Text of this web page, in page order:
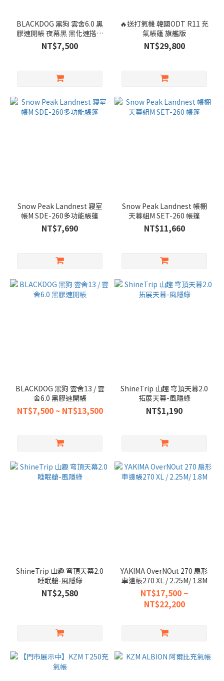
BLACKDOG 黑狗 雲舍6.0 黑
膠速開帳 夜幕黑 黑化速搭帳
自動帳篷快搭帳 懶人帳 三秒
即開
NT$7,500
🔥送打氣機 韓國ODT R11 充
氣帳篷 旗艦版
NT$29,800
Snow Peak Landnest 寢室
帳M SDE-260多功能帳篷
NT$7,690
Snow Peak Landnest 帳棚
天幕組M SET-260 帳篷
NT$11,660
BLACKDOG 黑狗 雲舍13 / 雲
舍6.0 黑膠速開帳
NT$7,500 ~ NT$13,500
ShineTrip 山趣 穹頂天幕2.0
拓展天幕-風隱綠
NT$1,190
ShineTrip 山趣 穹頂天幕2.0
睡眠艙-風隱綠
NT$2,580
YAKIMA OverNOut 270 扇形
車邊帳270 XL / 2.25M/ 1.8M
NT$17,500 ~
NT$22,200